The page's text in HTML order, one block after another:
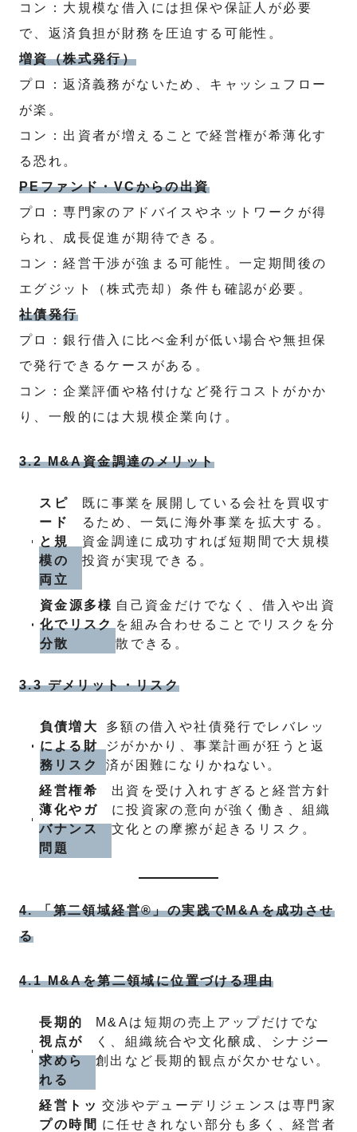
コン：大規模な借入には担保や保証人が必要
で、返済負担が財務を圧迫する可能性。
増資（株式発行）
プロ：返済義務がないため、キャッシュフロー
が楽。
コン：出資者が増えることで経営権が希薄化す
る恐れ。
PEファンド・VCからの出資
プロ：専門家のアドバイスやネットワークが得
られ、成長促進が期待できる。
コン：経営干渉が強まる可能性。一定期間後の
エグジット（株式売却）条件も確認が必要。
社債発行
プロ：銀行借入に比べ金利が低い場合や無担保
で発行できるケースがある。
コン：企業評価や格付けなど発行コストがかか
り、一般的には大規模企業向け。
3.2 M&A資金調達のメリット
スピ
ード
と規
模の
両立
既に事業を展開している会社を買収す
るため、一気に海外事業を拡大する。
資金調達に成功すれば短期間で大規模
投資が実現できる。
資金源多様
化でリスク
分散
自己資金だけでなく、借入や出資
を組み合わせることでリスクを分
散できる。
3.3 デメリット・リスク
負債増大
による財
務リスク
多額の借入や社債発行でレバレッ
ジがかかり、事業計画が狂うと返
済が困難になりかねない。
経営権希
薄化やガ
バナンス
問題
出資を受け入れすぎると経営方針
に投資家の意向が強く働き、組織
文化との摩擦が起きるリスク。
4. 「第二領域経営®」の実践でM&Aを成功させ
る
4.1 M&Aを第二領域に位置づける理由
長期的
視点が
求めら
れる
M&Aは短期の売上アップだけでな
く、組織統合や文化醸成、シナジー
創出など長期的観点が欠かせない。
経営トッ
プの時間
交渉やデューデリジェンスは専門家
に任せきれない部分も多く、経営者